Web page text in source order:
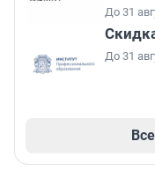
До 31
До 31